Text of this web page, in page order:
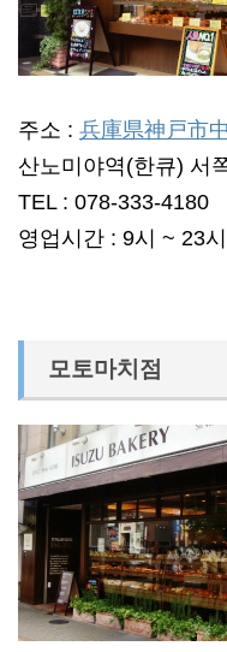
주소 : 兵庫県神戸市
산노미야역(한큐) 서
TEL : 078-333-4180
영업시간 : 9시 ~ 23시
모토마치점